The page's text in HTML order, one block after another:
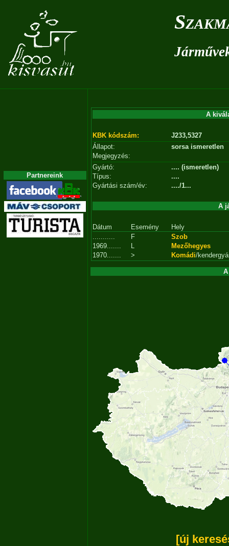
Partnereink
A
KBK kódszám:
J233,5327
Állapot:
sorsa ismeretlen
Megjegyzés:
Gyártó:
.... (ismeretlen)
Típus:
....
Gyártási szám/év:
..../1...
A
Dátum Esemény
Hely
...........
F
Szob
1969.......
L
Mezőhegyes
1970.......
> Komádi/
[új